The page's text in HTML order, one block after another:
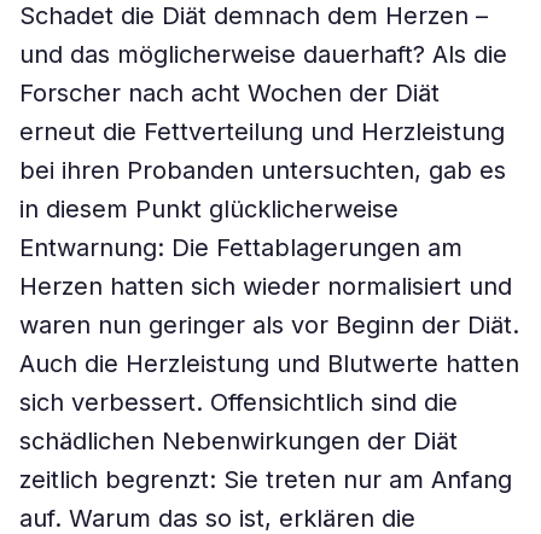
Schadet die Diät demnach dem Herzen –
und das möglicherweise dauerhaft? Als die
Forscher nach acht Wochen der Diät
erneut die Fettverteilung und Herzleistung
bei ihren Probanden untersuchten, gab es
in diesem Punkt glücklicherweise
Entwarnung: Die Fettablagerungen am
Herzen hatten sich wieder normalisiert und
waren nun geringer als vor Beginn der Diät.
Auch die Herzleistung und Blutwerte hatten
sich verbessert. Offensichtlich sind die
schädlichen Nebenwirkungen der Diät
zeitlich begrenzt: Sie treten nur am Anfang
auf. Warum das so ist, erklären die